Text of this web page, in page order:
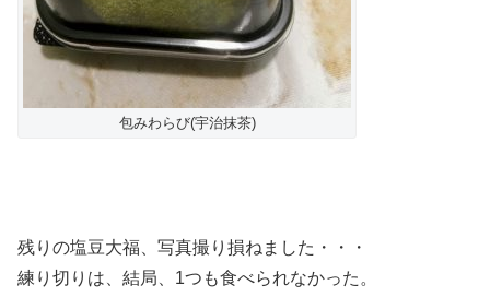
包みわらび(宇治抹茶)
残りの塩豆大福、写真撮り損ねました・・・
練り切りは、結局、1つも食べられなかった。